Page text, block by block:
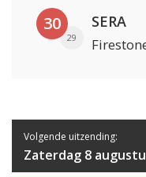
30
29
SERA
Volgende uitzending:
Zaterdag 8